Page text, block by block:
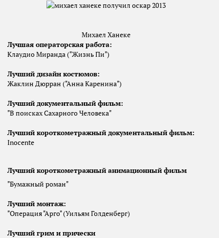
Михаел Ханеке
Лучшая операторская работа:
Клаудио Миранда ("Жизнь Пи")
Лучший дизайн костюмов:
Жаклин Дюрран ("Анна Каренина")
Лучший документальный фильм:
"В поисках Сахарного Человека"
Лучший короткометражный документальный фильм:
Inocente
Лучший короткометражный анимационный фильм
"Бумажный роман"
Лучший монтаж:
"Операция "Арго" (Уильям Голденберг)
Лучший грим и прически